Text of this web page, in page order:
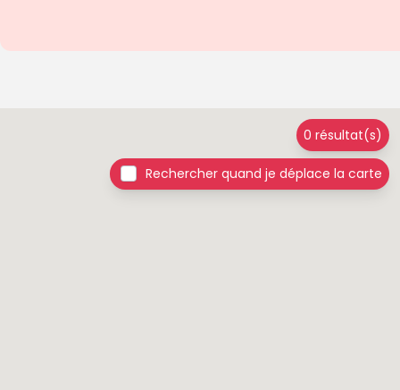
0 résultat(s)
Rechercher quand je déplace la carte